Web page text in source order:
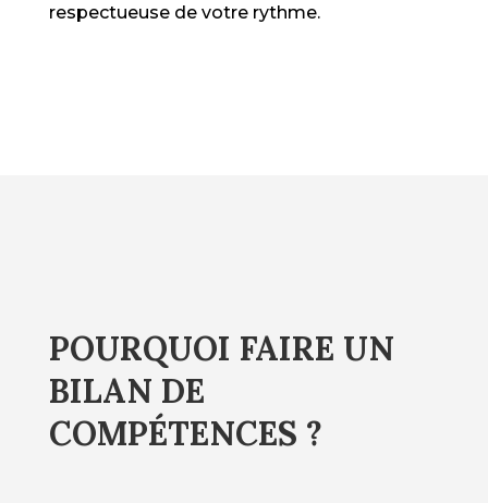
respectueuse de votre rythme.
POURQUOI FAIRE UN
BILAN DE
COMPÉTENCES ?